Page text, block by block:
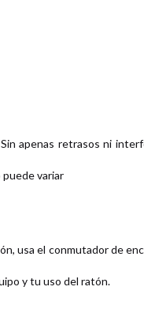
apenas retrasos ni
puede variar
usa el conmutador de
y tu uso del ratón.